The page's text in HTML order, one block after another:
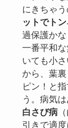
にきちゃ
ットでト
過保護か
一番平和
いても小
から、葉
ピン！と
う。病気
白さび病
引きで適